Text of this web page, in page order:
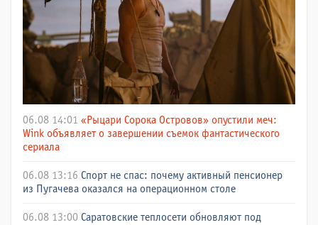
06.08 14:01 «Рыцари Сорока Островов» опустили меч:
Wink объявляет о завершении съемок фантастического
сериала
06.08 13:16 Спорт не спас: почему активный пенсионер
из Пугачева оказался на операционном столе
06.08 13:00 Саратовские теплосети обновляют под